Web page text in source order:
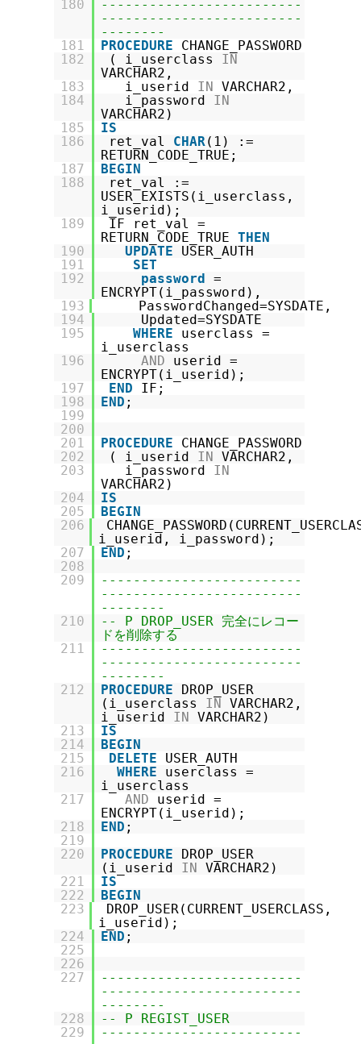
180
-------------------------
-------------------------
--------
181
PROCEDURE
CHANGE_PASSWORD
182
( i_userclass IN
VARCHAR2,
183
i_userid IN VARCHAR2,
184
i_password IN
VARCHAR2)
185
IS
186
ret_val CHAR (1) :=
RETURN_CODE_TRUE;
187
BEGIN
188
ret_val :=
USER_EXISTS(i_userclass,
i_userid);
189
IF ret_val =
RETURN_CODE_TRUE THEN
190
UPDATE
USER_AUTH
191
SET
192
password =
ENCRYPT(i_password),
193
PasswordChanged=SYSDATE,
194
Updated=SYSDATE
195
WHERE
userclass =
i_userclass
196
AND
userid =
ENCRYPT(i_userid);
197
END
IF;
198
END ;
199
200
201
PROCEDURE
CHANGE_PASSWORD
202
( i_userid IN VARCHAR2,
203
i_password IN
VARCHAR2)
204
IS
205
BEGIN
206
i_userid, i_password);
207
END ;
208
209
-------------------------
-------------------------
--------
210
-- P DROP_USER 完全にレコー
ドを削除する
211
-------------------------
-------------------------
--------
212
PROCEDURE
DROP_USER
(i_userclass IN VARCHAR2,
i_userid IN VARCHAR2)
213
IS
214
BEGIN
215
DELETE
USER_AUTH
216
WHERE
userclass =
i_userclass
217
AND
userid =
ENCRYPT(i_userid);
218
END ;
219
220
PROCEDURE
DROP_USER
(i_userid IN VARCHAR2)
221
IS
222
BEGIN
223
DROP_USER(CURRENT_USERCLASS,
i_userid);
224
END ;
225
226
227
-------------------------
-------------------------
--------
228
-- P REGIST_USER
229
-------------------------